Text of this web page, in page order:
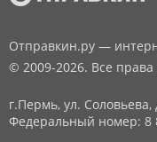
Отправкин.ру —
© 2009-2026. Все
г.Пермь, ул. Соловьева,
Федеральный номер: 8